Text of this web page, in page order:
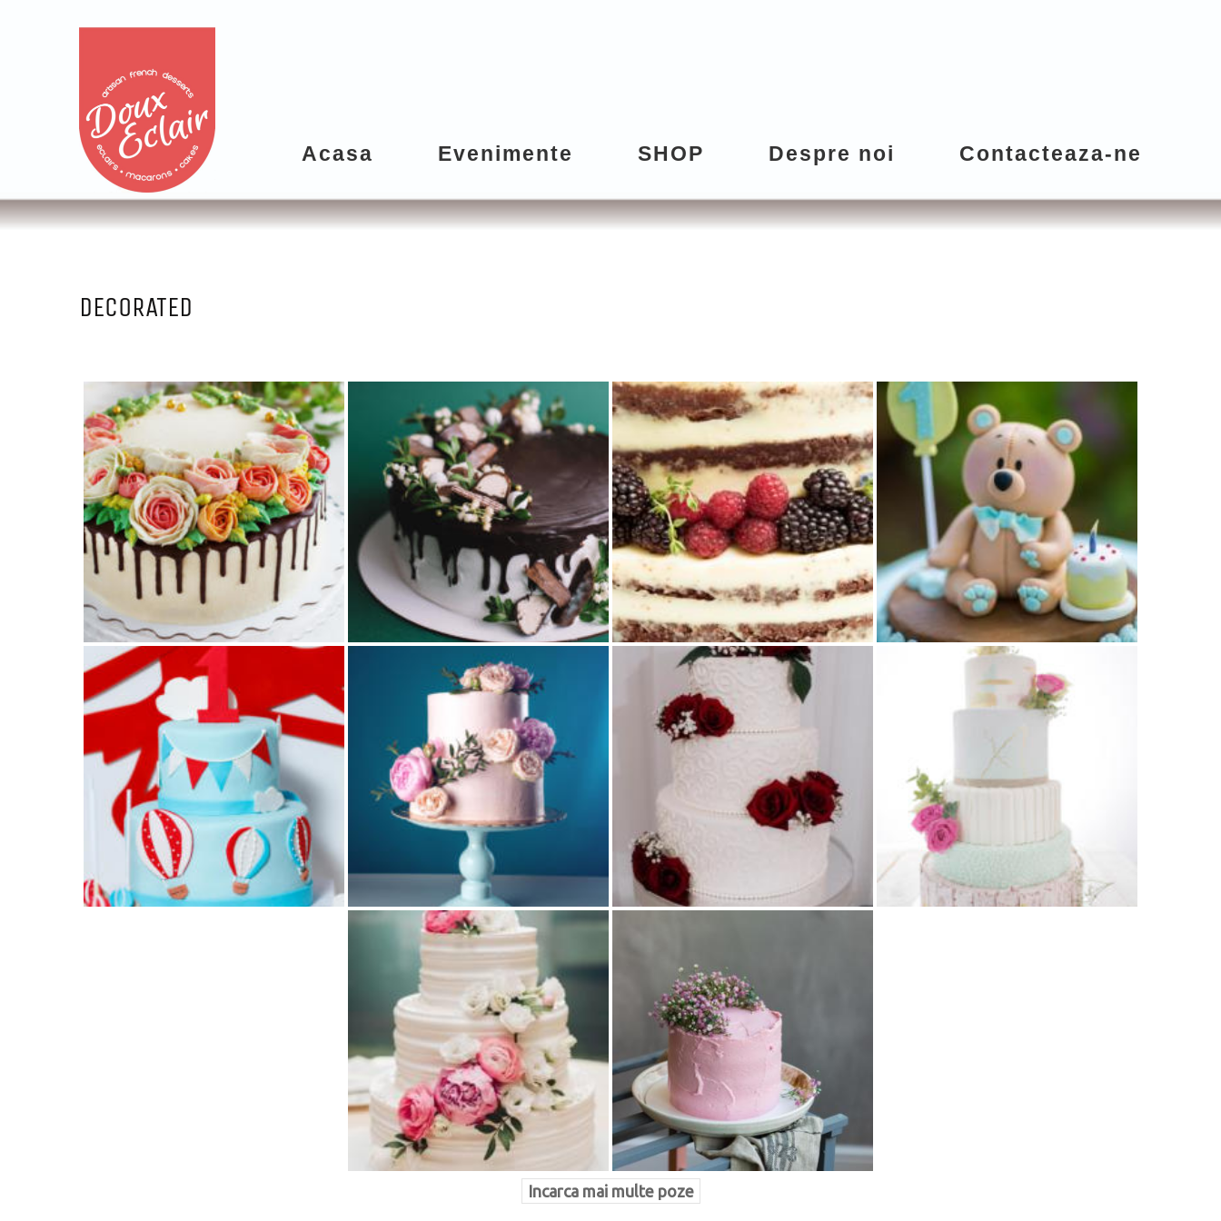
Acasa Evenimente SHOP Despre noi Contacteaza-ne
DECORATED
Incarca mai multe poze